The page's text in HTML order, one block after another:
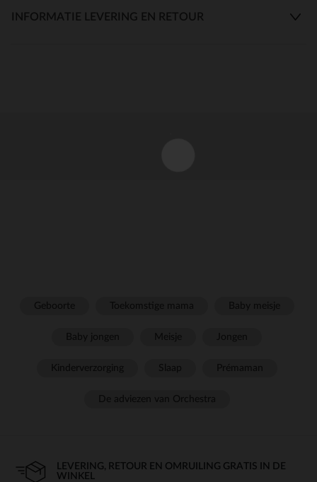
INFORMATIE LEVERING EN RETOUR
LEVERING, RETOUR EN OMRUILING GRATIS IN DE
WINKEL